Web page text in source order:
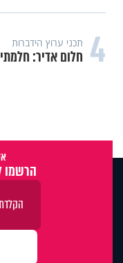
4 תכני ערוץ הידברות
חלום אדיר:
הרשמו